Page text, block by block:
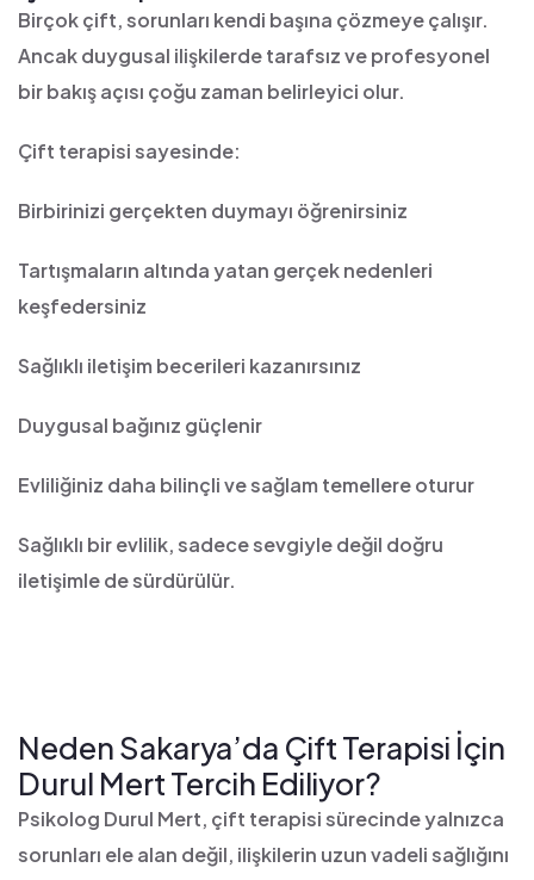
Birçok çift, sorunları kendi başına çözmeye çalışır.
Ancak duygusal ilişkilerde tarafsız ve profesyonel
bir bakış açısı çoğu zaman belirleyici olur.
Çift terapisi sayesinde:
Birbirinizi gerçekten duymayı öğrenirsiniz
Tartışmaların altında yatan gerçek nedenleri
keşfedersiniz
Sağlıklı iletişim becerileri kazanırsınız
Duygusal bağınız güçlenir
Evliliğiniz daha bilinçli ve sağlam temellere oturur
Sağlıklı bir evlilik, sadece sevgiyle değil doğru
iletişimle de sürdürülür.
Neden Sakarya’da Çift Terapisi İçin
Durul Mert Tercih Ediliyor?
Psikolog Durul Mert, çift terapisi sürecinde yalnızca
sorunları ele alan değil, ilişkilerin uzun vadeli sağlığını